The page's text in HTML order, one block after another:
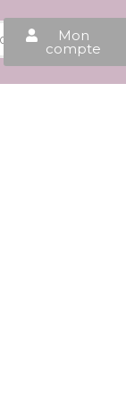
Mon
compte